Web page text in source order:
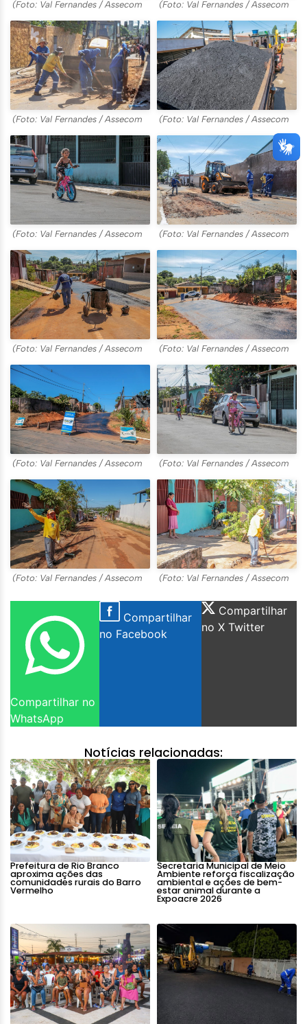
(Foto: Val Fernandes / Assecom (Foto: Val Fernandes / Assecom
(Foto: Val Fernandes / Assecom (Foto: Val Fernandes / Assecom
(Foto: Val Fernandes / Assecom (Foto: Val Fernandes / Assecom
(Foto: Val Fernandes / Assecom (Foto: Val Fernandes / Assecom
(Foto: Val Fernandes / Assecom (Foto: Val Fernandes / Assecom
(Foto: Val Fernandes / Assecom (Foto: Val Fernandes / Assecom
Compartilhar no
WhatsApp
Compartilhar
no Facebook
Compartilhar
no X Twitter
Notícias relacionadas:
Prefeitura de Rio Branco
aproxima ações das
comunidades rurais do Barro
Vermelho
Secretaria Municipal de Meio
Ambiente reforça fiscalização
ambiental e ações de bem-
estar animal durante a
Expoacre 2026